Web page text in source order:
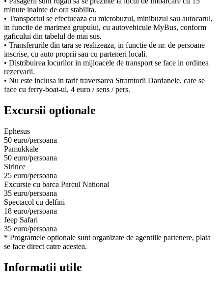
minute inainte de ora stabilita.
• Transportul se efectueaza cu microbuzul, minibuzul sau autocarul,
in functie de marimea grupului, cu autovehicule MyBus, conform
gaficului din tabelul de mai sus.
• Transferurile din tara se realizeaza, in functie de nr. de persoane
inscrise, cu auto proprii sau cu parteneri locali.
• Distribuirea locurilor in mijloacele de transport se face in ordinea
rezervarii.
• Nu este inclusa in tarif traversarea Stramtorii Dardanele, care se
face cu ferry-boat-ul, 4 euro / sens / pers.
Excursii optionale
Ephesus
50 euro/persoana
Pamukkale
50 euro/persoana
Sirince
25 euro/persoana
Excursie cu barca Parcul National
35 euro/persoana
Spectacol cu delfini
18 euro/persoana
Jeep Safari
35 euro/persoana
* Programele optionale sunt organizate de agentiile partenere, plata
se face direct catre acestea.
Informatii utile